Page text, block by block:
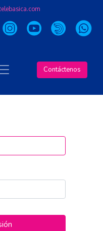
Contáctenos